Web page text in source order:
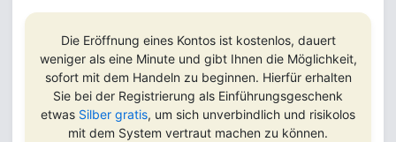
Die Eröffnung eines Kontos ist kostenlos, dauert
weniger als eine Minute und gibt Ihnen die Möglichkeit,
sofort mit dem Handeln zu beginnen. Hierfür erhalten
Sie bei der Registrierung als Einführungsgeschenk
etwas Silber gratis, um sich unverbindlich und risikolos
mit dem System vertraut machen zu können.